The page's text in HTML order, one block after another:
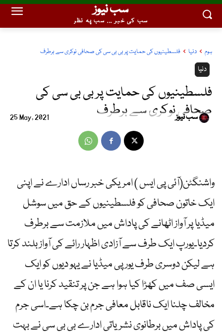
سب نیوز
سب کی خبر ... سب پہ نظر
ہوم دنیا فلسطینیوں کی حمایت پر بی بی سی کی صحافی نوکری سے برطرف
دنیا
فلسطینیوں کی حمایت پر بی بی سی کی
صحافی نوکری سے برطرف
25 May, 2021 سب نیوز
واشنگٹن(آئی پی ایس ) امریکی خبر رساں ادارے نے اپنی
ایک خاتون صحافی کو فلسطینیوں کے حق میں سوشل
میڈیا پر آواز اٹھانے کی پاداش میں ملازمت سے برطرف
کردیا۔یورپ ایک طرف سے آزادی اظہار رائے کی آواز بلند کرتا
ہے لیکن دوسری طرف یورپی میڈیا نے یہو دیوں کو ایک
ایسی صف میں کھڑا کیا ہوا ہے جن پر تنقید کرنا یا ان کے
مخالف چلنا ایک ناقابل معافی جرم بن چکا ہے۔اسی جرم
کی پاداش میں برطانوی نشریاتی ادارے بی بی سی نے بہت